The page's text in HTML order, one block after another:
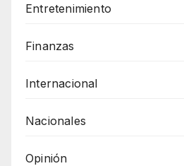
Entretenimiento
Finanzas
Internacional
Nacionales
Opinión